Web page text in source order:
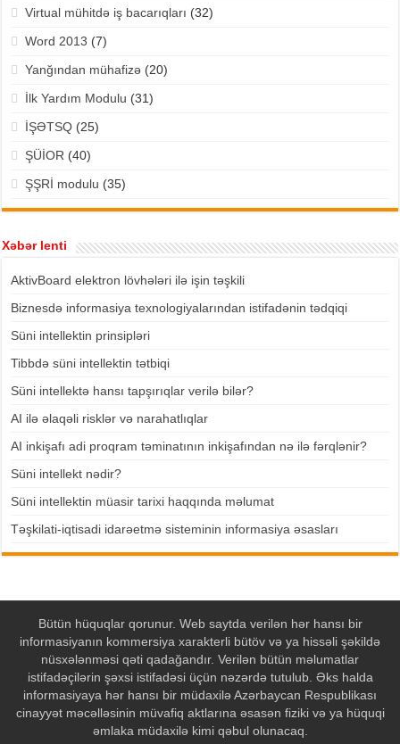
Virtual mühitdə iş bacarıqları (32)
Word 2013 (7)
Yanğından mühafizə(20)
İlk Yardım Modulu (31)
İŞƏTSQ(25)
ŞÜİOR (40)
ŞŞRİ modulu (35)
Xəbər lenti
AktivBoard elektron lövhələri ilə işin təşkili
Biznesdə informasiya texnologiyalarından istifadənin tədqiqi
Süni intellektin prinsipləri
Tibbdə süni intellektin tətbiqi
Süni intellektə hansı tapşırıqlar verilə bilər?
AI ilə əlaqəli risklər və narahatlıqlar
AI inkişafı adi proqram təminatının inkişafından nə ilə fərqlənir?
Süni intellekt nədir?
Süni intellektin müasir tarixi haqqında məlumat
Təşkilati-iqtisadi idarəetmə sisteminin informasiya əsasları
Bütün hüquqlar qorunur. Web saytda verilən hər hansı bir
informasiyanın kommersiya xarakterli bütöv və ya hissəli şəkildə
nüsxələnməsi qəti qadağandır. Verilən bütün məlumatlar
istifadəçilərin şəxsi istifadəsi üçün nəzərdə tutulub. Əks halda
informasiyaya hər hansı bir müdaxilə Azərbaycan Respublikası
cinayyət məcəlləsinin müvafiq aktlarına əsasən fiziki və ya hüquqi
əmlaka müdaxilə kimi qəbul olunacaq.